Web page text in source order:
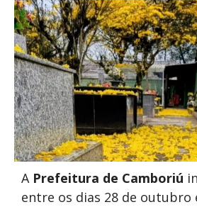
A Prefeitura de Camboriú
entre os dias 28 de outubro